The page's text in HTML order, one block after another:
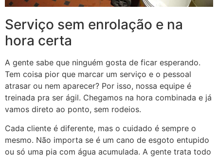
Serviço sem enrolação e na
hora certa
A gente sabe que ninguém gosta de ficar esperando.
Tem coisa pior que marcar um serviço e o pessoal
atrasar ou nem aparecer? Por isso, nossa equipe é
treinada pra ser ágil. Chegamos na hora combinada e já
vamos direto ao ponto, sem rodeios.
Cada cliente é diferente, mas o cuidado é sempre o
mesmo. Não importa se é um cano de esgoto entupido
ou só uma pia com água acumulada. A gente trata todo